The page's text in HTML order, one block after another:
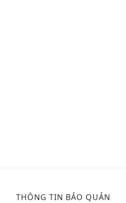
THÔNG TIN BẢO QUẢN